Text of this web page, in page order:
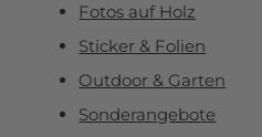
Fotos auf Holz
Sticker & Folien
Outdoor & Garten
Sonderangebote